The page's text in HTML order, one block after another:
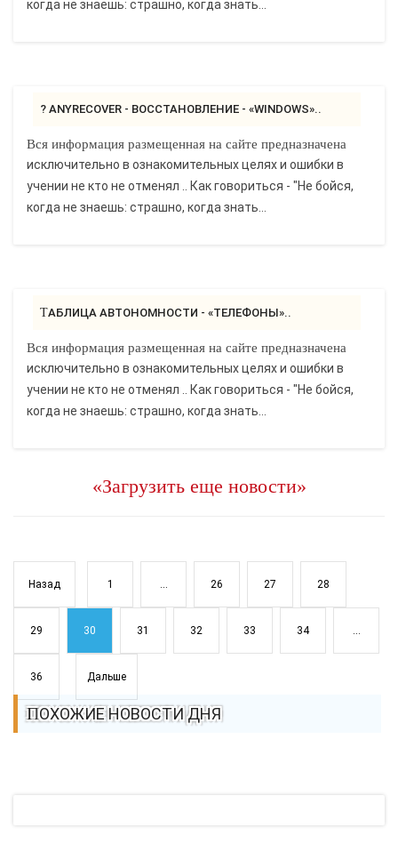
когда не знаешь: страшно, когда знать...
? ANYRECOVER - ВОССТАНОВЛЕНИЕ - «WINDOWS»..
Вся информация размещенная на сайте предназначена
исключительно в ознакомительных целях и ошибки в
учении не кто не отменял .. Как говориться - "Не бойся,
когда не знаешь: страшно, когда знать...
ТАБЛИЦА АВТОНОМНОСТИ - «ТЕЛЕФОНЫ»..
Вся информация размещенная на сайте предназначена
исключительно в ознакомительных целях и ошибки в
учении не кто не отменял .. Как говориться - "Не бойся,
когда не знаешь: страшно, когда знать...
«Загрузить еще новости»
Назад 1 ... 26 27 28
29 30 31 32 33 34 ...
36 Дальше
ПОХОЖИЕ НОВОСТИ ДНЯ